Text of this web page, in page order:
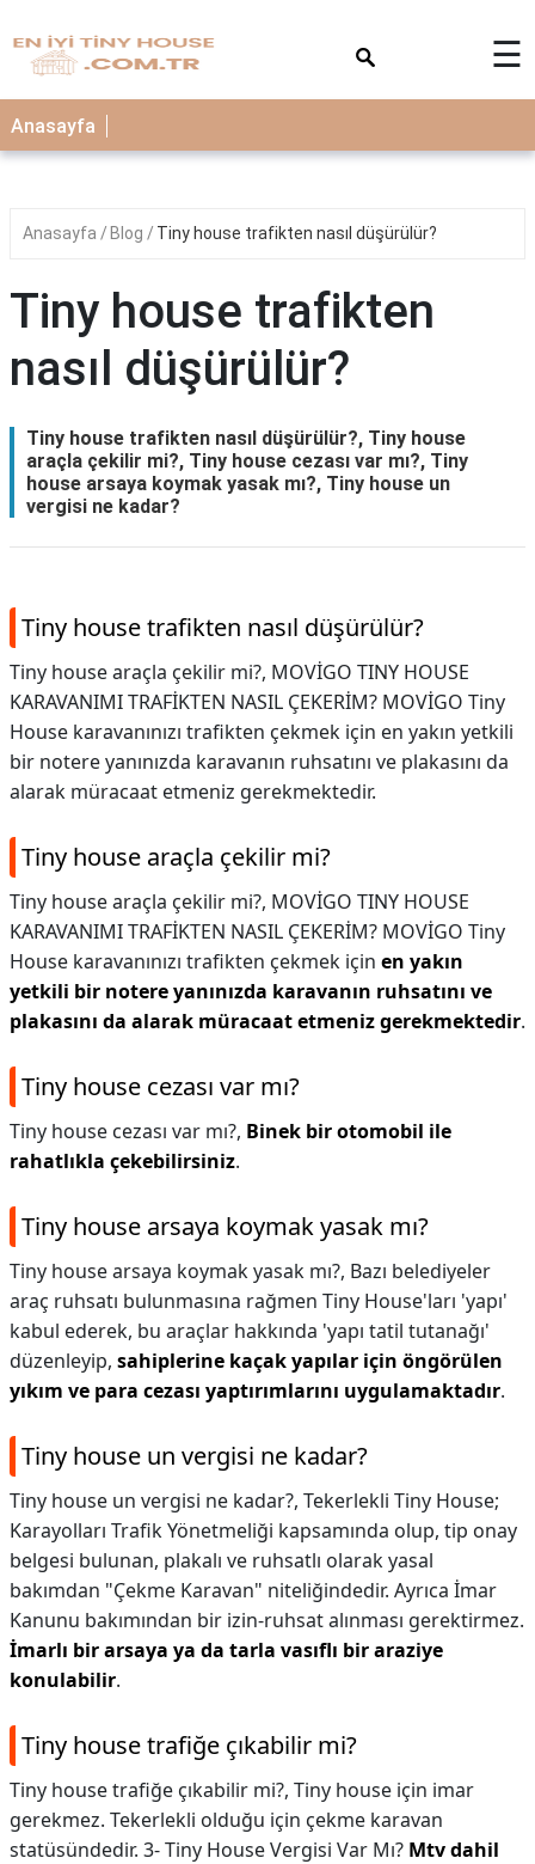
☰
Anasayfa
Anasayfa Blog Tiny house trafikten nasıl düşürülür?
Tiny house trafikten
nasıl düşürülür?
Tiny house trafikten nasıl düşürülür?, Tiny house
araçla çekilir mi?, Tiny house cezası var mı?, Tiny
house arsaya koymak yasak mı?, Tiny house un
vergisi ne kadar?
Tiny house trafikten nasıl düşürülür?
Tiny house araçla çekilir mi?, MOVİGO TINY HOUSE
KARAVANIMI TRAFİKTEN NASIL ÇEKERİM? MOVİGO Tiny
House karavanınızı trafikten çekmek için en yakın yetkili
bir notere yanınızda karavanın ruhsatını ve plakasını da
alarak müracaat etmeniz gerekmektedir.
Tiny house araçla çekilir mi?
Tiny house araçla çekilir mi?, MOVİGO TINY HOUSE
KARAVANIMI TRAFİKTEN NASIL ÇEKERİM? MOVİGO Tiny
House karavanınızı trafikten çekmek için en yakın
yetkili bir notere yanınızda karavanın ruhsatını ve
plakasını da alarak müracaat etmeniz gerekmektedir.
Tiny house cezası var mı?
Tiny house cezası var mı?, Binek bir otomobil ile
rahatlıkla çekebilirsiniz.
Tiny house arsaya koymak yasak mı?
Tiny house arsaya koymak yasak mı?, Bazı belediyeler
araç ruhsatı bulunmasına rağmen Tiny House'ları 'yapı'
kabul ederek, bu araçlar hakkında 'yapı tatil tutanağı'
düzenleyip, sahiplerine kaçak yapılar için öngörülen
yıkım ve para cezası yaptırımlarını uygulamaktadır.
Tiny house un vergisi ne kadar?
Tiny house un vergisi ne kadar?, Tekerlekli Tiny House;
Karayolları Trafik Yönetmeliği kapsamında olup, tip onay
belgesi bulunan, plakalı ve ruhsatlı olarak yasal
bakımdan "Çekme Karavan" niteliğindedir. Ayrıca İmar
Kanunu bakımından bir izin-ruhsat alınması gerektirmez.
İmarlı bir arsaya ya da tarla vasıflı bir araziye
konulabilir.
Tiny house trafiğe çıkabilir mi?
Tiny house trafiğe çıkabilir mi?, Tiny house için imar
gerekmez. Tekerlekli olduğu için çekme karavan
statüsündedir. 3- Tiny House Vergisi Var Mı? Mtv dahil